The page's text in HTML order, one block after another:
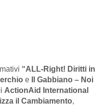
“ALL-Right! Diritti in
e
Il Gabbiano – Noi
ActionAid International
il Cambiamento,